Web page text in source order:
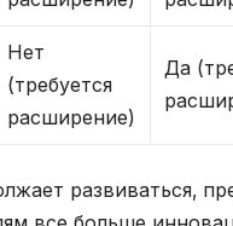
Нет
(требуется
расширение)
Да
развиваться‚